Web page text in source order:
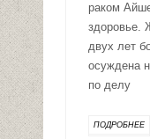
раком
здоровье.
двух лет
осуждена
по делу
ПОДРОБНЕЕ